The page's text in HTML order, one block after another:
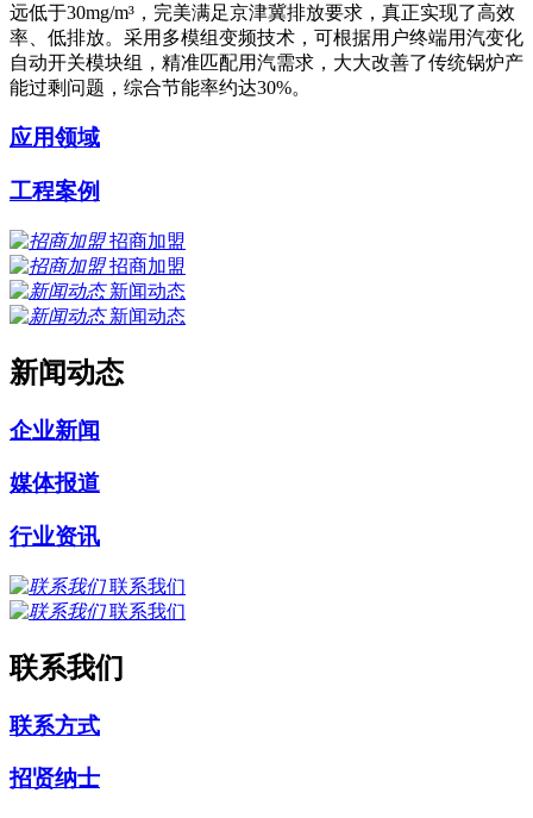
远低于30mg/m³，完美满足京津冀排放要求，真正实现了高效
率、低排放。采用多模组变频技术，可根据用户终端用汽变化
自动开关模块组，精准匹配用汽需求，大大改善了传统锅炉产
能过剩问题，综合节能率约达30%。
应用领域
工程案例
招商加盟
招商加盟
新闻动态
新闻动态
新闻动态
企业新闻
媒体报道
行业资讯
联系我们
联系我们
联系我们
联系方式
招贤纳士